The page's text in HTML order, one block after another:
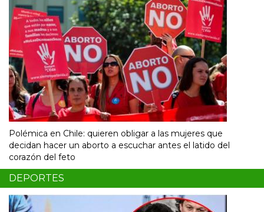
Polémica en Chile: quieren obligar a las mujeres que
decidan hacer un aborto a escuchar antes el latido del
corazón del feto
DEPORTES